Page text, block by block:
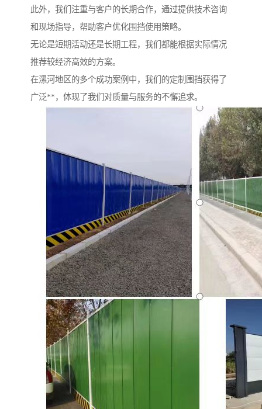
此外，我们注重与客户的长期合作，通过提供技术咨询
和现场指导，帮助客户优化围挡使用策略。
无论是短期活动还是长期工程，我们都能根据实际情况
推荐较经济高效的方案。
在漯河地区的多个成功案例中，我们的定制围挡获得了
广泛**，体现了我们对质量与服务的不懈追求。